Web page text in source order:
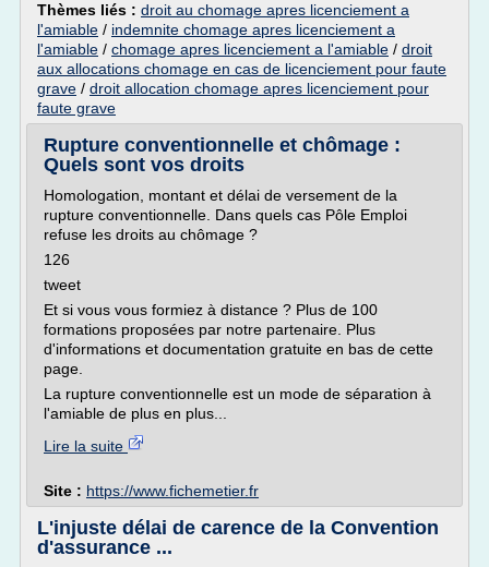
Thèmes liés : droit au chomage apres licenciement a
l'amiable / indemnite chomage apres licenciement a
l'amiable / chomage apres licenciement a l'amiable / droit
aux allocations chomage en cas de licenciement pour faute
grave / droit allocation chomage apres licenciement pour
faute grave
Rupture conventionnelle et chômage :
Quels sont vos droits
Homologation, montant et délai de versement de la
rupture conventionnelle. Dans quels cas Pôle Emploi
refuse les droits au chômage ?
126
tweet
Et si vous vous formiez à distance ? Plus de 100
formations proposées par notre partenaire. Plus
d'informations et documentation gratuite en bas de cette
page.
La rupture conventionnelle est un mode de séparation à
l'amiable de plus en plus...
Lire la suite
Site : https://www.fichemetier.fr
L'injuste délai de carence de la Convention
d'assurance ...